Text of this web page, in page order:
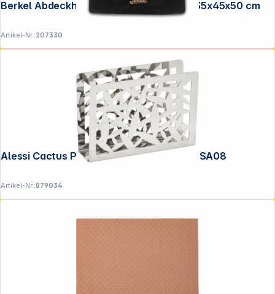
Berkel Abdeckhaube Grösse S schwarz 35x45x50 cm
Artikel-Nr.:207330
Alessi Cactus Papierservietten- halter MSA08
Artikel-Nr.:879034